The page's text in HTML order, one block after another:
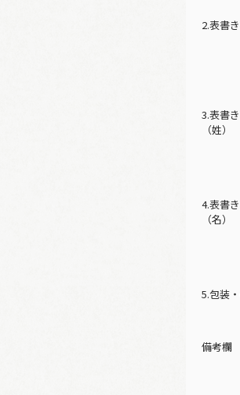
2.表書
3.表書
（姓）
4.表書
（名）
5.包装
備考欄